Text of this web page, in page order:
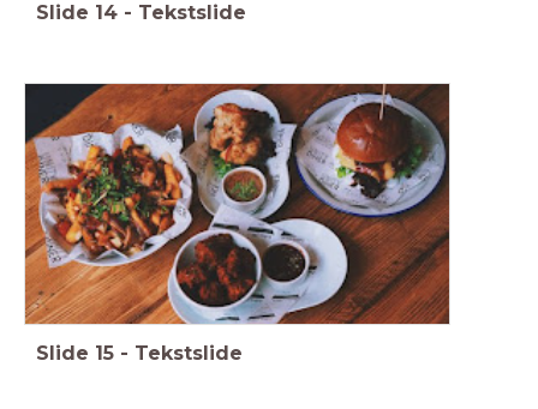
Slide 14 - Tekstslide
Slide 15 - Tekstslide